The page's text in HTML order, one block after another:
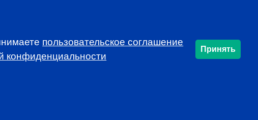
RUSSIA!
пользовательское соглашение
конфиденциальности
Принять